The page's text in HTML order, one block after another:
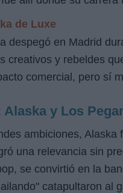
de Luxe
despegó en Madrid
creativos y rebeldes
comercial, pero sí
y Los
ambiciones, Alaska
una relevancia sin
se convirtió en la
catapultaron al